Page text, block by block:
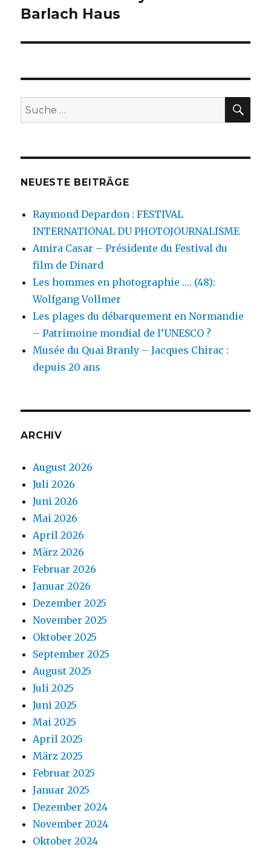
Beitrag:
Barlach Haus
Suche
nach:
NEUESTE BEITRÄGE
Raymond Depardon : FESTIVAL
INTERNATIONAL DU PHOTOJOURNALISME
Amira Casar – Présidente du Festival du
film de Dinard
Les hommes en photographie …. (48):
Wolfgang Vollmer
Les plages du débarquement en Normandie
– Patrimoine mondial de l’UNESCO ?
Musée du Quai Branly – Jacques Chirac :
depuis 20 ans
ARCHIV
August 2026
Juli 2026
Juni 2026
Mai 2026
April 2026
März 2026
Februar 2026
Januar 2026
Dezember 2025
November 2025
Oktober 2025
September 2025
August 2025
Juli 2025
Juni 2025
Mai 2025
April 2025
März 2025
Februar 2025
Januar 2025
Dezember 2024
November 2024
Oktober 2024